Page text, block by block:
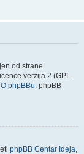
od strane
verzija 2 (GPL-
O phpBBu. phpBB
phpBB Centar Ideja,